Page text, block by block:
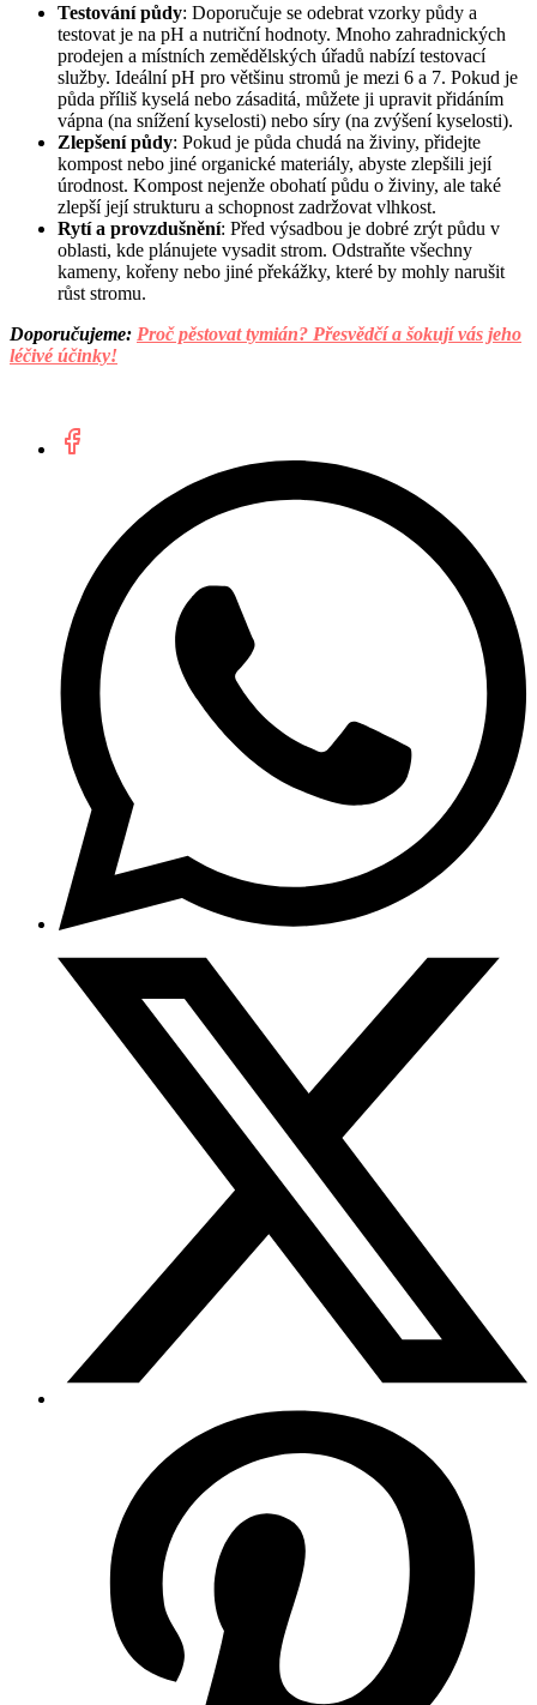
Testování půdy: Doporučuje se odebrat vzorky půdy a
testovat je na pH a nutriční hodnoty. Mnoho zahradnických
prodejen a místních zemědělských úřadů nabízí testovací
služby. Ideální pH pro většinu stromů je mezi 6 a 7. Pokud je
půda příliš kyselá nebo zásaditá, můžete ji upravit přidáním
vápna (na snížení kyselosti) nebo síry (na zvýšení kyselosti).
Zlepšení půdy: Pokud je půda chudá na živiny, přidejte
kompost nebo jiné organické materiály, abyste zlepšili její
úrodnost. Kompost nejenže obohatí půdu o živiny, ale také
zlepší její strukturu a schopnost zadržovat vlhkost.
Rytí a provzdušnění: Před výsadbou je dobré zrýt půdu v
oblasti, kde plánujete vysadit strom. Odstraňte všechny
kameny, kořeny nebo jiné překážky, které by mohly narušit
růst stromu.
Doporučujeme: Proč pěstovat tymián? Přesvědčí a šokují vás jeho
léčivé účinky!